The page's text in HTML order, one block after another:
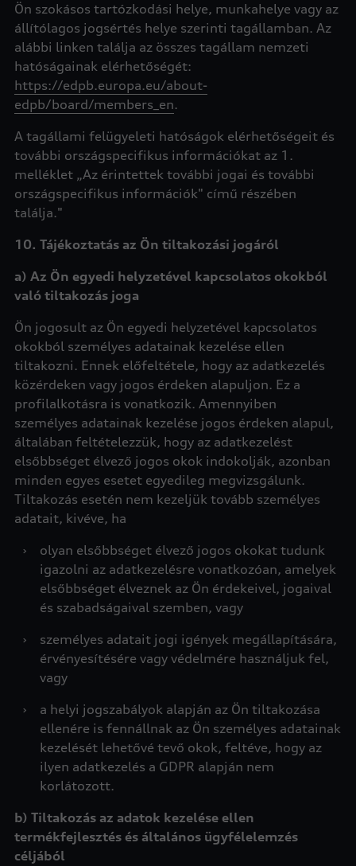
Ön szokásos tartózkodási helye, munkahelye vagy az
állítólagos jogsértés helye szerinti tagállamban. Az
alábbi linken találja az összes tagállam nemzeti
hatóságainak elérhetőségét:
https://edpb.europa.eu/about-
edpb/board/members_en.
A tagállami felügyeleti hatóságok elérhetőségeit és
további országspecifikus információkat az 1.
melléklet „Az érintettek további jogai és további
országspecifikus információk" című részében
találja."
10. Tájékoztatás az Ön tiltakozási jogáról
a) Az Ön egyedi helyzetével kapcsolatos okokból
való tiltakozás joga
Ön jogosult az Ön egyedi helyzetével kapcsolatos
okokból személyes adatainak kezelése ellen
tiltakozni. Ennek előfeltétele, hogy az adatkezelés
közérdeken vagy jogos érdeken alapuljon. Ez a
profilalkotásra is vonatkozik. Amennyiben
személyes adatainak kezelése jogos érdeken alapul,
általában feltételezzük, hogy az adatkezelést
elsőbbséget élvező jogos okok indokolják, azonban
minden egyes esetet egyedileg megvizsgálunk.
Tiltakozás esetén nem kezeljük tovább személyes
adatait, kivéve, ha
›
olyan elsőbbséget élvező jogos okokat tudunk
igazolni az adatkezelésre vonatkozóan, amelyek
elsőbbséget élveznek az Ön érdekeivel, jogaival
és szabadságaival szemben, vagy
›
személyes adatait jogi igények megállapítására,
érvényesítésére vagy védelmére használjuk fel,
vagy
›
a helyi jogszabályok alapján az Ön tiltakozása
ellenére is fennállnak az Ön személyes adatainak
kezelését lehetővé tevő okok, feltéve, hogy az
ilyen adatkezelés a GDPR alapján nem
korlátozott.
b) Tiltakozás az adatok kezelése ellen
termékfejlesztés és általános ügyfélelemzés
céljából